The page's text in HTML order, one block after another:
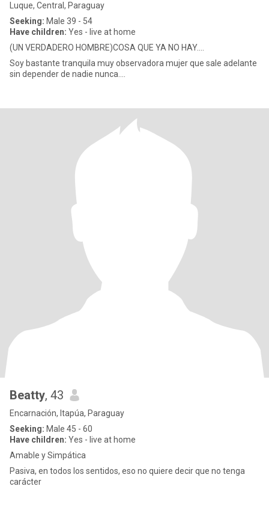
Luque, Central, Paraguay
Seeking: Male 39 - 54
Have children: Yes - live at home
(UN VERDADERO HOMBRE)COSA QUE YA NO HAY....
Soy bastante tranquila muy observadora mujer que sale adelante
sin depender de nadie nunca....
Beatty, 43
Encarnación, Itapúa, Paraguay
Seeking: Male 45 - 60
Have children: Yes - live at home
Amable y Simpática
Pasiva, en todos los sentidos, eso no quiere decir que no tenga
carácter